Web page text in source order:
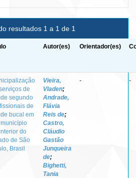
resultados 1 a 1 de 1
Autor(es) Orientador(es)
de
segundo
de
bucal em
do
de São
Brasil
Vieira,
Vladen;
Andrade,
Flávia
Reis de;
Castro,
Cláudio
Gastão
Junqueira
de;
Bighetti,
Tania
- -